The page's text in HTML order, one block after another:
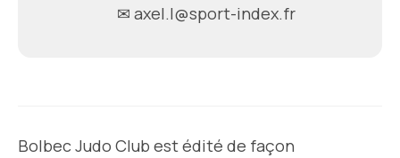
✉ axel.l@sport-index.fr
Bolbec Judo Club est édité de façon